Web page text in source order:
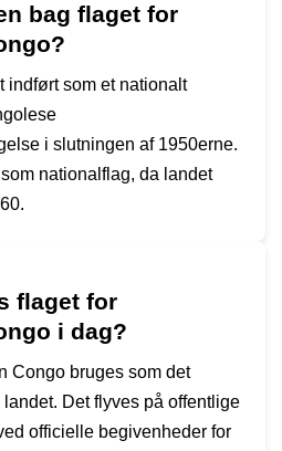
bag flaget for
indført som et nationalt
i slutningen af ​​1950erne.
nationalflag, da landet
flaget for
i dag?
Congo bruges som det
Det flyves på offentlige
officielle begivenheder for